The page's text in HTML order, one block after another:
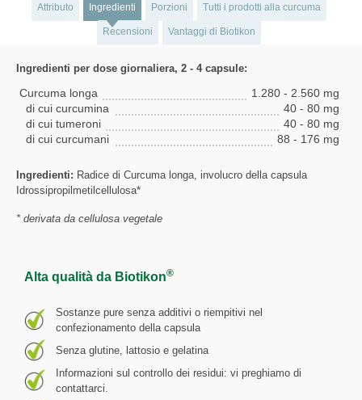
Attributo Ingredienti Porzioni Tutti i prodotti alla curcuma
Recensioni Vantaggi di Biotikon
Ingredienti per dose giornaliera, 2 - 4 capsule:
Curcuma longa
1.280 - 2.560 mg
di cui curcumina
40 - 80 mg
di cui tumeroni
40 - 80 mg
di cui curcumani
88 - 176 mg
Ingredienti: Radice di Curcuma longa, involucro della capsula
Idrossipropilmetilcellulosa*
* derivata da cellulosa vegetale
Alta qualità da Biotikon®
Sostanze pure senza additivi o riempitivi nel
confezionamento della capsula
Senza glutine, lattosio e gelatina
Informazioni sul controllo dei residui: vi preghiamo di
contattarci.